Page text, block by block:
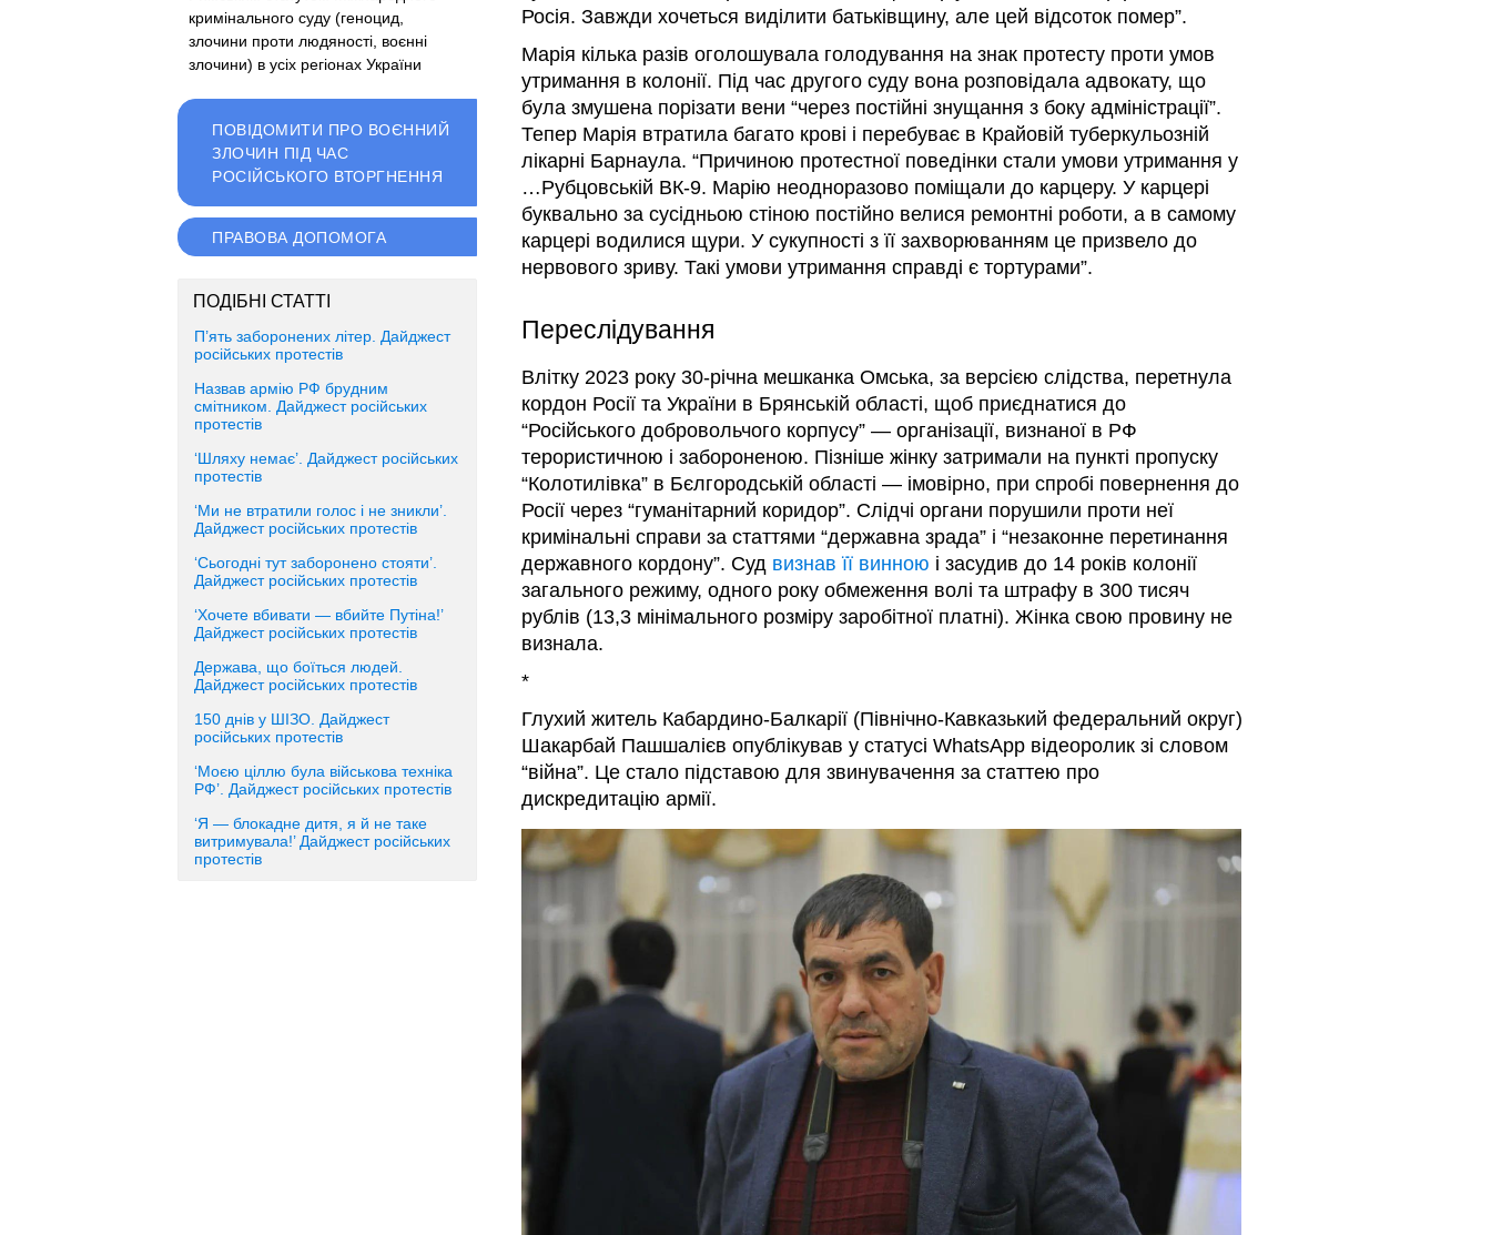
кримінального суду (геноцид,
злочини проти людяності, воєнні
злочини) в усіх регіонах України
ПОВІДОМИТИ ПРО ВОЄННИЙ
ЗЛОЧИН ПІД ЧАС
РОСІЙСЬКОГО ВТОРГНЕННЯ
ПРАВОВА ДОПОМОГА
ПОДІБНІ СТАТТІ
П’ять заборонених літер. Дайджест
російських протестів
Назвав армію РФ брудним
смітником. Дайджест російських
протестів
‘Шляху немає’. Дайджест російських
протестів
‘Ми не втратили голос і не зникли’.
Дайджест російських протестів
‘Сьогодні тут заборонено стояти’.
Дайджест російських протестів
‘Хочете вбивати — вбийте Путіна!’
Дайджест російських протестів
Держава, що боїться людей.
Дайджест російських протестів
150 днів у ШІЗО. Дайджест
російських протестів
‘Моєю ціллю була військова техніка
РФ’. Дайджест російських протестів
‘Я — блокадне дитя, я й не таке
витримувала!’ Дайджест російських
протестів
Росія. Завжди хочеться виділити батьківщину, але цей відсоток помер”.
Марія кілька разів оголошувала голодування на знак протесту проти умов
утримання в колонії. Під час другого суду вона розповідала адвокату, що
була змушена порізати вени “через постійні знущання з боку адміністрації”.
Тепер Марія втратила багато крові і перебуває в Крайовій туберкульозній
лікарні Барнаула. “Причиною протестної поведінки стали умови утримання у
…Рубцовській ВК-9. Марію неодноразово поміщали до карцеру. У карцері
буквально за сусідньою стіною постійно велися ремонтні роботи, а в самому
карцері водилися щури. У сукупності з її захворюванням це призвело до
нервового зриву. Такі умови утримання справді є тортурами”.
Переслідування
Влітку 2023 року 30-річна мешканка Омська, за версією слідства, перетнула
кордон Росії та України в Брянській області, щоб приєднатися до
“Російського добровольчого корпусу” — організації, визнаної в РФ
терористичною і забороненою. Пізніше жінку затримали на пункті пропуску
“Колотилівка” в Бєлгородській області — імовірно, при спробі повернення до
Росії через “гуманітарний коридор”. Слідчі органи порушили проти неї
кримінальні справи за статтями “державна зрада” і “незаконне перетинання
державного кордону”. Суд визнав її винною і засудив до 14 років колонії
загального режиму, одного року обмеження волі та штрафу в 300 тисяч
рублів (13,3 мінімального розміру заробітної платні). Жінка свою провину не
визнала.
*
Глухий житель Кабардино-Балкарії (Північно-Кавказький федеральний округ)
Шакарбай Пашшалієв опублікував у статусі WhatsApp відеоролик зі словом
“війна”. Це стало підставою для звинувачення за статтею про
дискредитацію армії.